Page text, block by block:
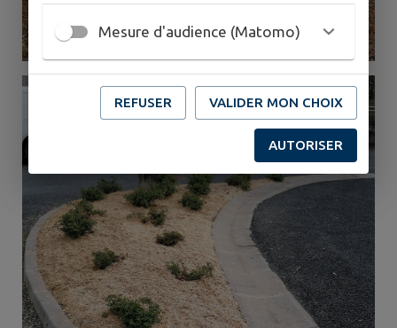
Mesure d'audience (Matomo)
REFUSER VALIDER MON CHOIX
AUTORISER